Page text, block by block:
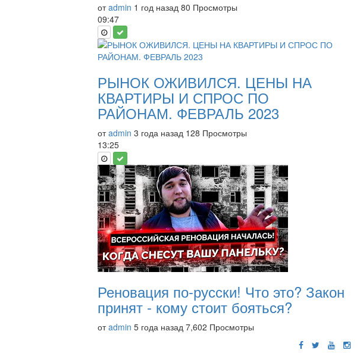
отadmin 1 год назад 80 Просмотры
09:47
РЫНОК ОЖИВИЛСЯ. ЦЕНЫ НА
КВАРТИРЫ И СПРОС ПО
РАЙОНАМ. ФЕВРАЛЬ 2023
отadmin 3 года назад 128 Просмотры
13:25
Реновация по-русски! Что это? Закон
принят - кому стоит бояться?
отadmin 5 года назад 7,602 Просмотры